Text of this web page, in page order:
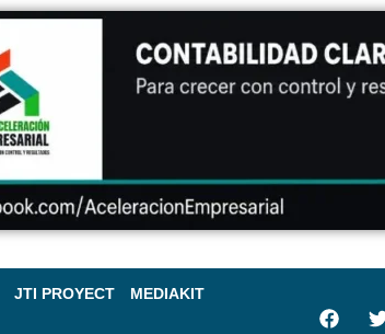
JTI PROYECT MEDIAKIT